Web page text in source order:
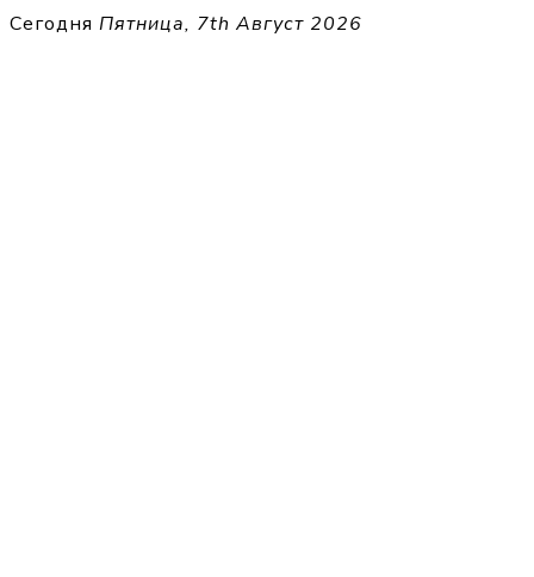
Перейти
Сегодня Пятница, 7th Август 2026